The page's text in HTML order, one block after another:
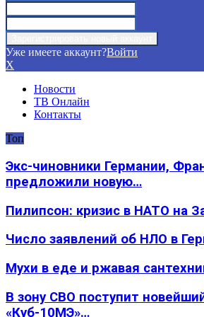
Уже имеете аккаунт?Войти
X
Новости
ТВ Онлайн
Контакты
Топ
Экс-чиновники Германии,
предложили новую…
Пилипсон: кризис в НАТО на
Число заявлений об НЛО в
Мухи в еде и ржавая
В зону СВО поступит
«Куб-10МЭ»…